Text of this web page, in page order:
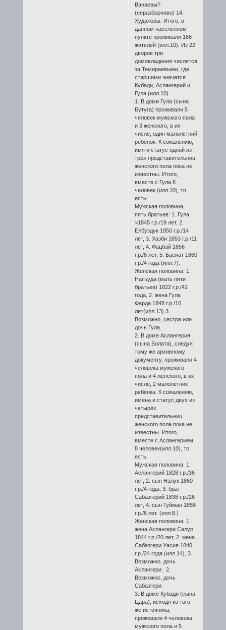
Ванаевы?
(неразборчиво) 14.
Худаловы. Итого, в
данном населённом
пункте проживали 166
жителей (илл.10). Из 22
дворов три
домовладения числятся
за Темираевыми, где
старшими значатся
Кубади, Аслангерий и
Гула (илл.10).
1. В доме Гула (сына
Бутуга) проживали 5
человек мужского пола
и 3 женского, в их
числе, один малолетний
ребёнок. К сожалению,
имя и статус одной из
трёх представительниц
женского пола пока не
известны. Итого,
вместе с Гула 8
человек (илл.10), то
есть:
Мужская половина,
пять братьев: 1. Гула
≈1845 г.р./19 лет, 2.
Елбуздук 1850 г.р./14
лет, 3. Хазби 1853 г.р./11
лет, 4. Фацбай 1856
г.р./8 лет, 5. Басиат 1860
г.р./4 года (илл.7).
Женская половина: 1.
Нагъуда (мать пяти
братьев) 1822 г.р./42
года, 2. жена Гула
Фарда 1848 г.р./16
лет(илл.13) 3.
Возможно, сестра или
дочь Гула.
2. В доме Аслангерия
(сына Болата), следуя
тому же архивному
документу, проживали 4
человека мужского
пола и 4 женского, в их
числе, 2 малолетних
ребёнка. К сожалению,
имена и статус двух из
четырёх
представительниц
женского пола пока не
известны. Итого,
вместе с Аслангерием
8 человек(илл.10), то
есть:
Мужская половина: 1.
Аслангерий 1828 г.р./36
лет, 2. сын Налук 1860
г.р./4 года, 3. брат
Сабазгерий 1838 г.р./26
лет, 4. сын Гуйман 1858
г.р./6 лет. (илл.8.)
Женская половина: 1.
жена Аслангери Салур
1844 г.р./20 лет, 2. жена
Сабазгери Уасия 1840
г.р./24 года (илл.14), 3.
Возможно, дочь
Аслангери, 2.
Возможно, дочь
Сабазгери.
3. В доме Кубади (сына
Цара), исходя из того
же источника,
проживали 4 человека
мужского пола и 5